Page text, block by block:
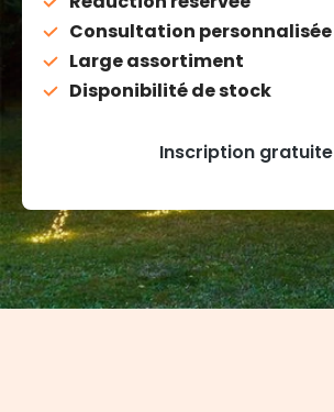
Consultation personnalisée
Large assortiment
Disponibilité de stock
Inscription gratuite